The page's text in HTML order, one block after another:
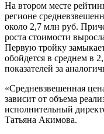
На втором месте
регионе
около 2,7 млн руб.
роста стоимости
Первую тройку
обойдется в среднем в
показателей за
«Средневзвешенная
зависит от объема
исполнительный
Татьяна Акимова.